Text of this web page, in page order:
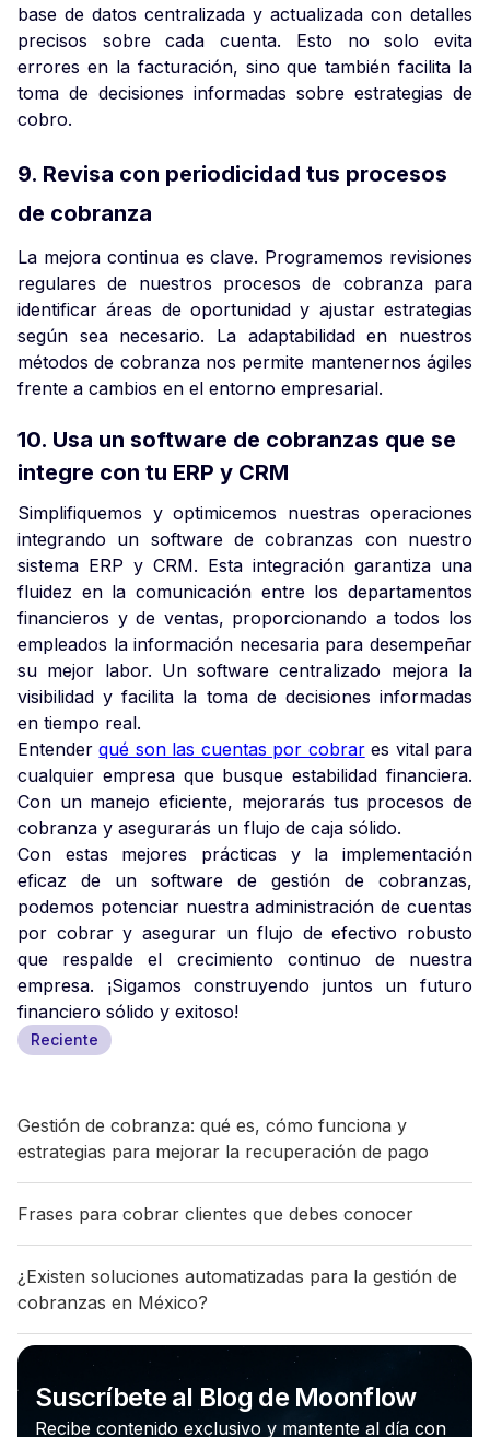
base de datos centralizada y actualizada con detalles
precisos sobre cada cuenta. Esto no solo evita
errores en la facturación, sino que también facilita la
toma de decisiones informadas sobre estrategias de
cobro.
9. Revisa con periodicidad tus procesos
de cobranza
La mejora continua es clave. Programemos revisiones
regulares de nuestros procesos de cobranza para
identificar áreas de oportunidad y ajustar estrategias
según sea necesario. La adaptabilidad en nuestros
métodos de cobranza nos permite mantenernos ágiles
frente a cambios en el entorno empresarial.
10. Usa un software de cobranzas que se
integre con tu ERP y CRM
Simplifiquemos y optimicemos nuestras operaciones
integrando un software de cobranzas con nuestro
sistema ERP y CRM. Esta integración garantiza una
fluidez en la comunicación entre los departamentos
financieros y de ventas, proporcionando a todos los
empleados la información necesaria para desempeñar
su mejor labor. Un software centralizado mejora la
visibilidad y facilita la toma de decisiones informadas
en tiempo real.
Entenderqué son las cuentas por cobrares vital para
cualquier empresa que busque estabilidad financiera.
Con un manejo eficiente, mejorarás tus procesos de
cobranza y asegurarás un flujo de caja sólido.
Con estas mejores prácticas y la implementación
eficaz de un software de gestión de cobranzas,
podemos potenciar nuestra administración de cuentas
por cobrar y asegurar un flujo de efectivo robusto
que respalde el crecimiento continuo de nuestra
empresa. ¡Sigamos construyendo juntos un futuro
financiero sólido y exitoso!
Reciente
Gestión de cobranza: qué es, cómo funciona y
estrategias para mejorar la recuperación de pago
Frases para cobrar clientes que debes conocer
¿Existen soluciones automatizadas para la gestión de
cobranzas en México?
Suscríbete al Blog de Moonflow
Recibe contenido exclusivo y mantente al día con